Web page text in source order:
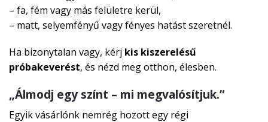
– fa, fém vagy más felületre kerül,
– matt, selyemfényű vagy fényes hatást szeretnél.
Ha bizonytalan vagy, kérj kis kiszerelésű
próbakeverést, és nézd meg otthon, élesben.
„Álmodj egy színt – mi megvalósítjuk.”
Egyik vásárlónk nemrég hozott egy régi